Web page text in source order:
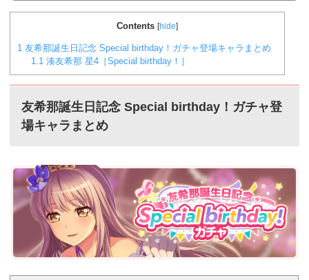
ラのやり方は以下のリンクで。2023年9月29日更新バン
当たりランキングの前に、バンドリ！ガルパにおける...
Contents [hide]
1 友希那誕生日記念 Special birthday！ガチャ登場キャラまとめ
1.1 湊友希那 星4［Special birthday！］
友希那誕生日記念 Special birthday！ガチャ登
場キャラまとめ